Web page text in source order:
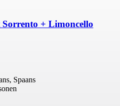
+ Limoncello
Spaans